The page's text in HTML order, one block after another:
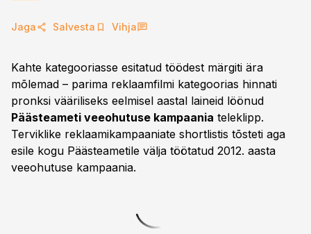
Jaga Salvesta Vihja
Kahte kategooriasse esitatud töödest märgiti ära
mõlemad – parima reklaamfilmi kategoorias hinnati
pronksi vääriliseks eelmisel aastal laineid löönud
Päästeameti veeohutuse kampaania teleklipp.
Terviklike reklaamikampaaniate shortlistis tõsteti aga
esile kogu Päästeametile välja töötatud 2012. aasta
veeohutuse kampaania.